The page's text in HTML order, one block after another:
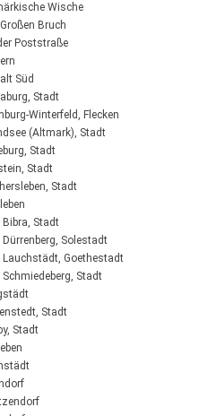
Wische
Bruch
Poststraße
Süd
Stadt
Winterfeld, Flecken
(Altmark), Stadt
Stadt
Stadt
Stadt
Bibra, Stadt
Dürrenberg, Solestadt
Lauchstädt, Goethestadt
Schmiedeberg, Stadt
Stadt
Stadt